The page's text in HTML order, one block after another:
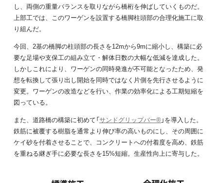
し、両側の重量バランスを取りながら橋桁を伸ばしていくものだ。
上部工では、このワーゲンを設置する橋脚柱頭部の合理化施工に取
り組んだ。
今回、2基の橋脚の柱頭部の長さを12mから9mに縮小し、構築に必
要な足場や支保工の組み立て・解体日数の大幅な低減を達成した。
しかしこれにより、ワーゲンの同時発進が不可能となったため、発
想を転換して張り出し開始を同時ではなく片側を先行させるように
変更。ワーゲンの改造などを行い、作業の効率化による工期短縮を
図っている。
また、道路橋の構築に初めて「サンドグリップバー®」を導入した。
鉄筋に被覆する樹脂を通常より伸び率の高いものにし、その周囲に
ケイ砂を付着させることで、コンクリートへの付着度を高め、鉄筋
を重ねる継ぎ手に必要な長さを15%短縮。生産性向上に寄与した。